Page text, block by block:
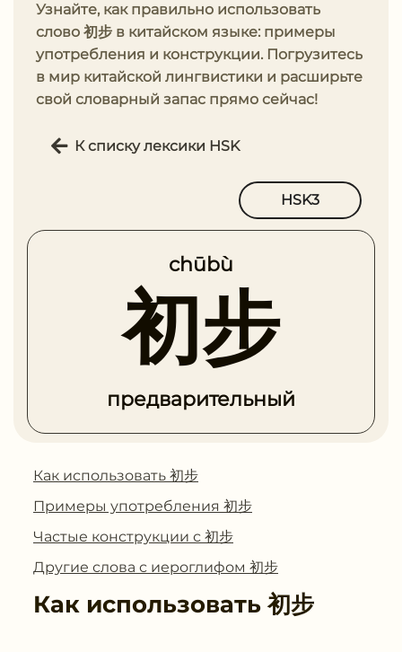
Узнайте, как правильно использовать
слово 初步 в китайском языке: примеры
употребления и конструкции. Погрузитесь
в мир китайской лингвистики и расширьте
свой словарный запас прямо сейчас!
К списку лексики HSK
HSK3
chūbù
初步
предварительный
Как использовать 初步
Примеры употребления 初步
Частые конструкции с 初步
Другие слова с иероглифом 初步
Как использовать初步